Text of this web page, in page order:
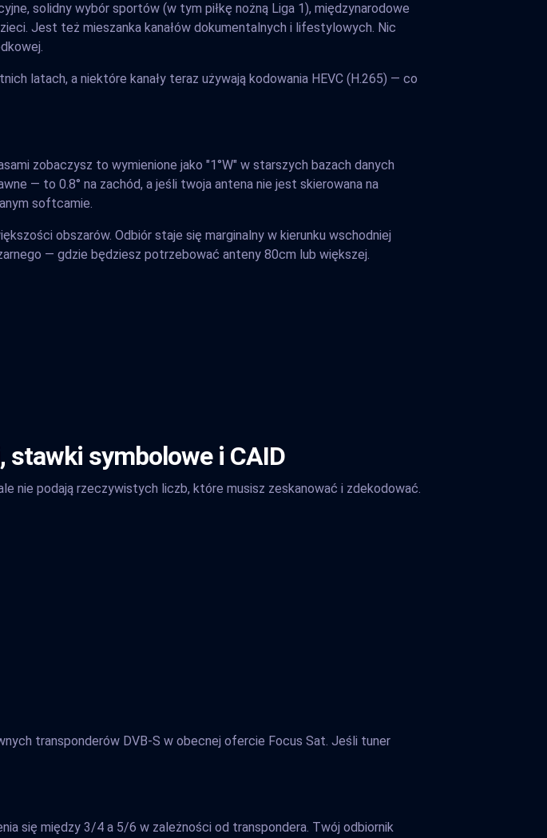
solidny wybór sportów (w tym piłkę nożną Liga 1), międzynarodowe
Jest też mieszanka kanałów dokumentalnych i lifestylowych. Nic
latach, a niektóre kanały teraz używają kodowania HEVC (H.265) — co
zobaczysz to wymienione jako "1°W" w starszych bazach danych
— to 0.8° na zachód, a jeśli twoja antena nie jest skierowana na
softcamie.
obszarów. Odbiór staje się marginalny w kierunku wschodniej
— gdzie będziesz potrzebować anteny 80cm lub większej.
symbolowe i CAID
nie podają rzeczywistych liczb, które musisz zeskanować i zdekodować.
transponderów DVB-S w obecnej ofercie Focus Sat. Jeśli tuner
się między 3/4 a 5/6 w zależności od transpondera. Twój odbiornik